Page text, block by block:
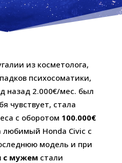
из косметолога,
психосоматики,
назад 2.000€/мес. был
чувствует, стала
с оборотом 100.000€
любимый Honda Civic с
модель и при
с мужем стали